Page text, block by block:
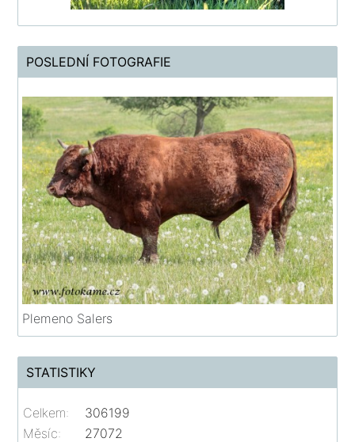
POSLEDNÍ FOTOGRAFIE
Plemeno Salers
STATISTIKY
Celkem:
306199
Měsíc:
27072